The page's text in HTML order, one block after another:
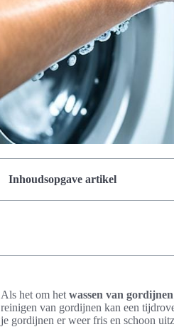
Inhoudsopgave artikel
Als het om het wassen van gordijnen
reinigen van gordijnen kan een
je gordijnen er weer fris en schoon